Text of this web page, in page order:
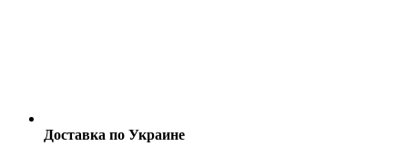
Доставка по Украине